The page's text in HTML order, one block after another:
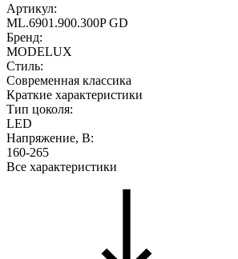
Артикул:
ML.6901.900.300P GD
Бренд:
MODELUX
Стиль:
Современная классика
Краткие характеристики
Тип цоколя:
LED
Напряжение, В:
160-265
Все характеристики